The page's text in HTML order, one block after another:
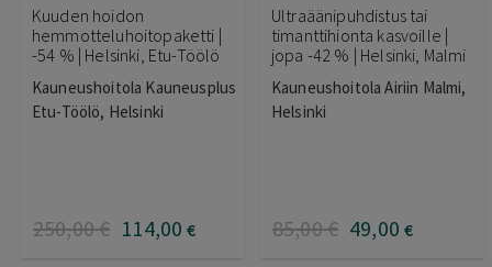
Kuuden hoidon
hemmotteluhoitopaketti |
-54 % | Helsinki, Etu-Töölö
Kauneushoitola Kauneusplus
Etu-Töölö, Helsinki
250,00€ 114,00 €
Ultraäänipuhdistus tai
timanttihionta kasvoille |
jopa -42 % | Helsinki, Malmi
Kauneushoitola Airiin Malmi,
Helsinki
85,00€ 49,00 €